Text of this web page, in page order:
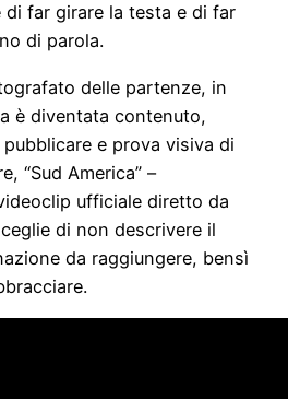
far girare la testa e di far
di parola.
delle partenze, in
è diventata contenuto,
e prova visiva di
“Sud America” –
ufficiale diretto da
di non descrivere il
da raggiungere, bensì